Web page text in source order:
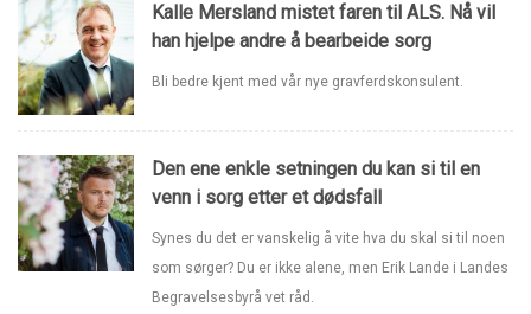
Kalle Mersland mistet faren til ALS. Nå vil
han hjelpe andre å bearbeide sorg
Bli bedre kjent med vår nye gravferdskonsulent.
Den ene enkle setningen du kan si til en
venn i sorg etter et dødsfall
Synes du det er vanskelig å vite hva du skal si til noen
som sørger? Du er ikke alene, men Erik Lande i Landes
Begravelsesbyrå vet råd.